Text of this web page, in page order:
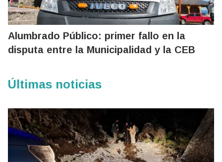
Alumbrado Público: primer fallo en la
disputa entre la Municipalidad y la CEB
Últimas noticias